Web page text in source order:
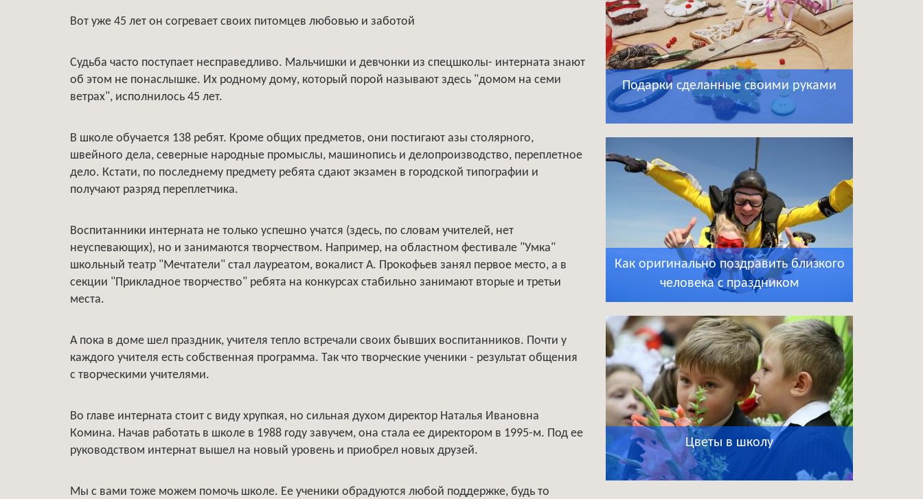
Вот уже 45 лет он согревает своих питомцев любовью и заботой
Судьба часто поступает несправедливо. Мальчишки и девчонки из спецшколы- интерната знают
об этом не понаслышке. Их родному дому, который порой называют здесь "домом на семи
ветрах", исполнилось 45 лет.
В школе обучается 138 ребят. Кроме общих предметов, они постигают азы столярного,
швейного дела, северные народные промыслы, машинопись и делопроизводство, переплетное
дело. Кстати, по последнему предмету ребята сдают экзамен в городской типографии и
получают разряд переплетчика.
Воспитанники интерната не только успешно учатся (здесь, по словам учителей, нет
неуспевающих), но и занимаются творчеством. Например, на областном фестивале "Умка"
школьный театр "Мечтатели" стал лауреатом, вокалист А. Прокофьев занял первое место, а в
секции "Прикладное творчество" ребята на конкурсах стабильно занимают вторые и третьи
места.
А пока в доме шел праздник, учителя тепло встречали своих бывших воспитанников. Почти у
каждого учителя есть собственная программа. Так что творческие ученики - результат общения
с творческими учителями.
Во главе интерната стоит с виду хрупкая, но сильная духом директор Наталья Ивановна
Комина. Начав работать в школе в 1988 году завучем, она стала ее директором в 1995-м. Под ее
руководством интернат вышел на новый уровень и приобрел новых друзей.
Мы с вами тоже можем помочь школе. Ее ученики обрадуются любой поддержке, будь то
Подарки сделанные своими руками
Как оригинально поздравить близкого
человека с праздником
Цветы в школу